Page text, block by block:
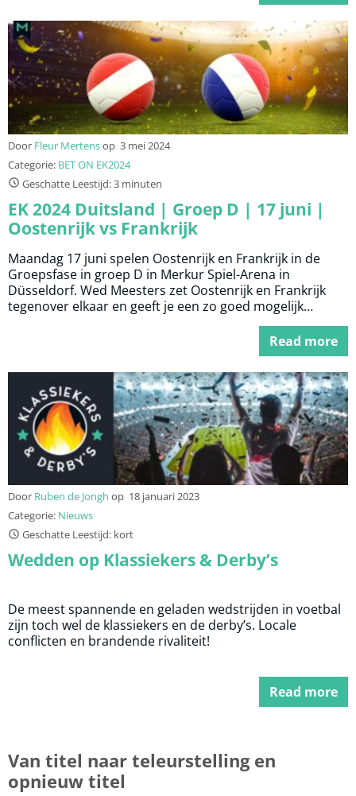
Door Fleur Mertensop 3 mei 2024
Categorie: BET ON EK2024
Geschatte Leestijd: 3 minuten
EK 2024 Duitsland | Groep D | 17 juni |
Oostenrijk vs Frankrijk
Maandag 17 juni spelen Oostenrijk en Frankrijk in de
Groepsfase in groep D in Merkur Spiel-Arena in
Düsseldorf. Wed Meesters zet Oostenrijk en Frankrijk
tegenover elkaar en geeft je een zo goed mogelijk
overzicht voordat je een weddenschap plaatst.
Read more
Door Ruben de Jongh op 18 januari 2023
Categorie: Nieuws
Geschatte Leestijd: kort
Wedden op Klassiekers & Derby’s
De meest spannende en geladen wedstrijden in voetbal
zijn toch wel de klassiekers en de derby’s. Locale
conflicten en brandende rivaliteit!
Read more
Van titel naar teleurstelling en
opnieuw titel